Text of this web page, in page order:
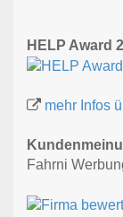
HELP Award
mehr Infos
Fahrni